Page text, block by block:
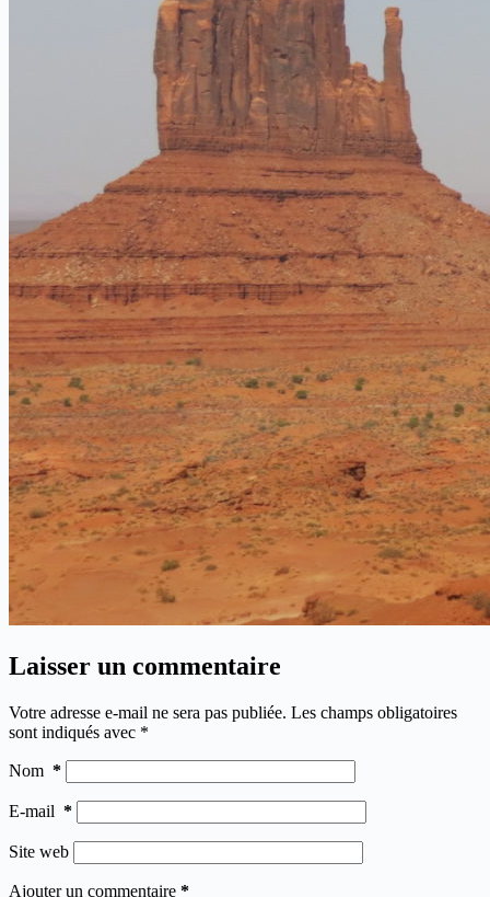
Laisser un commentaire
Votre adresse e-mail ne sera pas publiée. Les champs obligatoires
sont indiqués avec *
Nom *
E-mail *
Site web
Ajouter un commentaire *